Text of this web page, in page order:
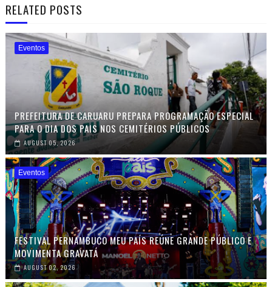
RELATED POSTS
Eventos
PREFEITURA DE CARUARU PREPARA PROGRAMAÇÃO ESPECIAL
PARA O DIA DOS PAIS NOS CEMITÉRIOS PÚBLICOS
AUGUST 05, 2026
Eventos
FESTIVAL PERNAMBUCO MEU PAÍS REÚNE GRANDE PÚBLICO E
MOVIMENTA GRAVATÁ
AUGUST 02, 2026